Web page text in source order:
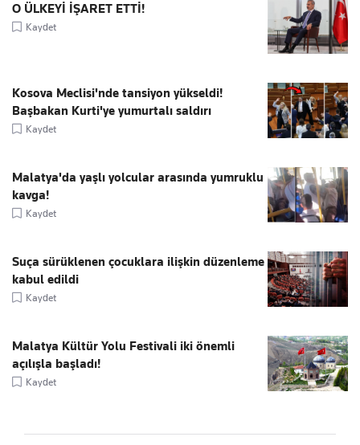
O ÜLKEYİ İŞARET ETTİ!
Kaydet
Kosova Meclisi'nde tansiyon yükseldi!
Başbakan Kurti'ye yumurtalı saldırı
Kaydet
Malatya'da yaşlı yolcular arasında yumruklu
kavga!
Kaydet
Suça sürüklenen çocuklara ilişkin düzenleme
kabul edildi
Kaydet
Malatya Kültür Yolu Festivali iki önemli
açılışla başladı!
Kaydet